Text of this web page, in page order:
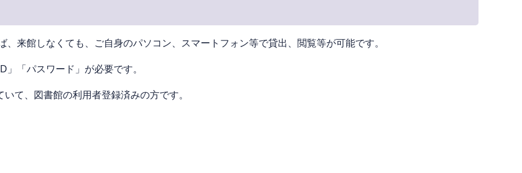
来館しなくても、ご⾃⾝のパソコン、スマートフォン等で貸出、閲覧等が可能です。
「パスワード」が必要です。
て、図書館の利⽤者登録済みの⽅です。